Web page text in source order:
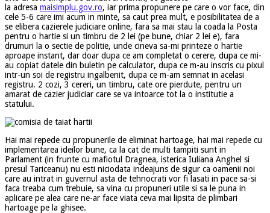
la adresa maisimplu.gov.ro, iar prima propunere pe care o vor face, din
cele 5-6 care imi acum in minte, sa caut prea mult, e posibilitatea de a
se elibera cazierele judiciare online, fara sa mai stau la coada la Posta
pentru o hartie si un timbru de 2 lei (pe bune, chiar 2 lei e), fara
drumuri la o sectie de politie, unde cineva sa-mi printeze o hartie
aproape instant, dar doar dupa ce am completat o cerere, dupa ce mi-
au copiat datele din buletin pe calculator, dupa ce m-au inscris cu pixul
intr-un soi de registru ingalbenit, dupa ce m-am semnat in acelasi
registru. 2 cozi, 3 cereri, un timbru, cate ore pierdute, pentru un
amarat de cazier judiciar care se va intoarce tot la o institutie a
statului.
Hai mai repede cu propunerile de eliminat hartoage, hai mai repede cu
implementarea ideilor bune, ca la cat de multi tampiti sunt in
Parlament (in frunte cu mafiotul Dragnea, isterica Iuliana Anghel si
presul Tariceanu) nu esti niciodata indeajuns de sigur ca oamenii noi
care au intrat in guvernul asta de tehnocrati vor fi lasati in pace sa-si
faca treaba cum trebuie, sa vina cu propuneri utile si sa le puna in
aplicare pe alea care ne-ar face viata ceva mai lipsita de plimbari
hartoage pe la ghisee.